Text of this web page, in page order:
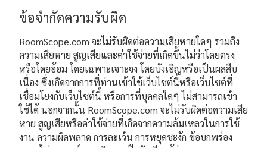
ข้อจำกัดความรับผิด
RoomScope.com จะไม่รับผิดต่อความเสียหายใดๆ รวมถึง
ความเสียหาย สูญเสียและค่าใช้จ่ายที่เกิดขึ้นไม่ว่าโดยตรง
หรือโดยอ้อม โดยเฉพาะเจาะจง โดยบังเอิญหรือเป็นผลสืบ
เนื่อง ซึ่งเกิดจากการที่ท่านเข้าใช้เว็บไซต์นี้หรือเว็บไซต์ที่
เชื่อมโยงกับเว็บไซต์นี้ หรือการที่บุคคลใดๆ ไม่สามารถเข้า
ใช้ได้ นอกจากนั้น RoomScope.com จะไม่รับผิดต่อความเสีย
หาย สูญเสียหรือค่าใช้จ่ายที่เกิดจากความล้มเหลวในการใช้
งาน ความผิดพลาด การละเว้น การหยุดชะงัก ข้อบกพร่อง